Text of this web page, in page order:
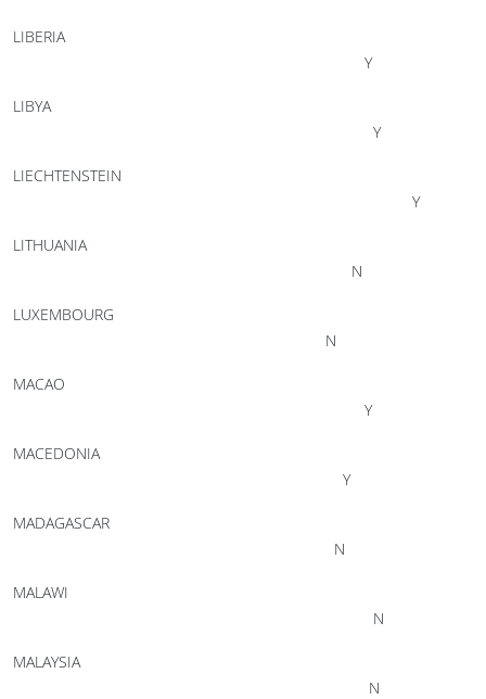
LIBERIA
Y
LIBYA
Y
LIECHTENSTEIN
Y
LITHUANIA
N
LUXEMBOURG
N
MACAO
Y
MACEDONIA
Y
MADAGASCAR
N
MALAWI
N
MALAYSIA
N